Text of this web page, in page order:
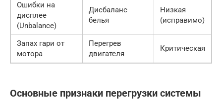
Ошибки на
дисплее
(Unbalance)
Дисбаланс
белья
Низкая
(исправимо)
Запах гари от
мотора
Перегрев
двигателя
Критическая
Основные признаки перегрузки системы